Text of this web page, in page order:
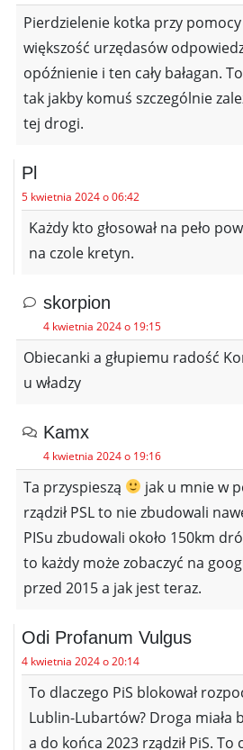
Pierdzielenie kotka przy pomocy
większość urzędasów
opóźnienie i ten cały bałagan.
tak jakby komuś szczególnie
tej drogi.
Pl
5 kwietnia 2024 o 06:42
Każdy kto głosował na peło
na czole kretyn.
skorpion
4 kwietnia 2024 o 19:15
Obiecanki a głupiemu radość
u władzy
Kamx
4 kwietnia 2024 o 19:16
Ta przyspieszą
jak u mnie w
rządził PSL to nie zbudowali
PISu zbudowali około 150km
to każdy może zobaczyć na
przed 2015 a jak jest teraz.
Odi Profanum Vulgus
4 kwietnia 2024 o 20:14
To dlaczego PiS blokował
Lublin-Lubartów? Droga miała
a do końca 2023 rządził PiS. To